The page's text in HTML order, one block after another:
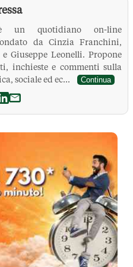
un quotidiano on-line
da Cinzia Franchini,
Giuseppe Leonelli. Propone
inchieste e commenti sulla
sociale ed ec...
Continua